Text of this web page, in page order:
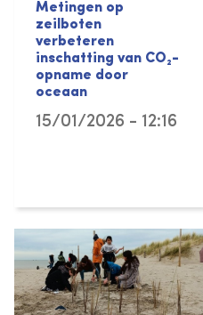
Metingen op
zeilboten
verbeteren
inschatting van CO₂-
opname door
oceaan
15/01/2026 - 12:16